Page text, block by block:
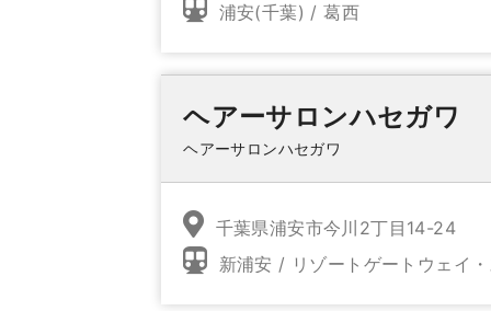
浦安(千葉) / 葛西
ヘアーサロンハセガワ
ヘアーサロンハセガワ
千葉県浦安市今川2丁目14-24
新浦安 / リゾートゲートウェイ